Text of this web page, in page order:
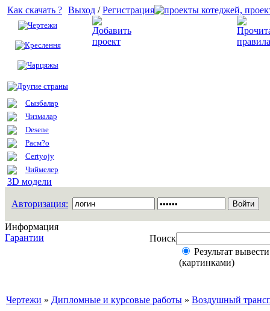
Как скачать ?
Чертежи
Креслення
Чарцяжы
Другие страны
Сызбалар
Чизмалар
Desene
Расм?о
Certyojy
Чиймелер
3D модели
Выход /Регистрация
Авторизация:
Информация
Гарантии
Поиск
Результат
(картинками)
Чертежи » Дипломные и курсовые работы » Воздушный